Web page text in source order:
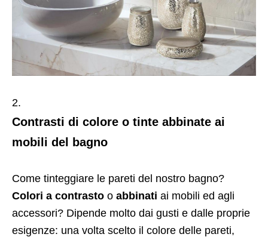
Contrasti di colore o tinte abbinate ai
mobili del bagno
Come tinteggiare le pareti del nostro bagno?
Colori a contrasto o abbinati ai mobili ed agli
accessori? Dipende molto dai gusti e dalle proprie
esigenze: una volta scelto il colore delle pareti,